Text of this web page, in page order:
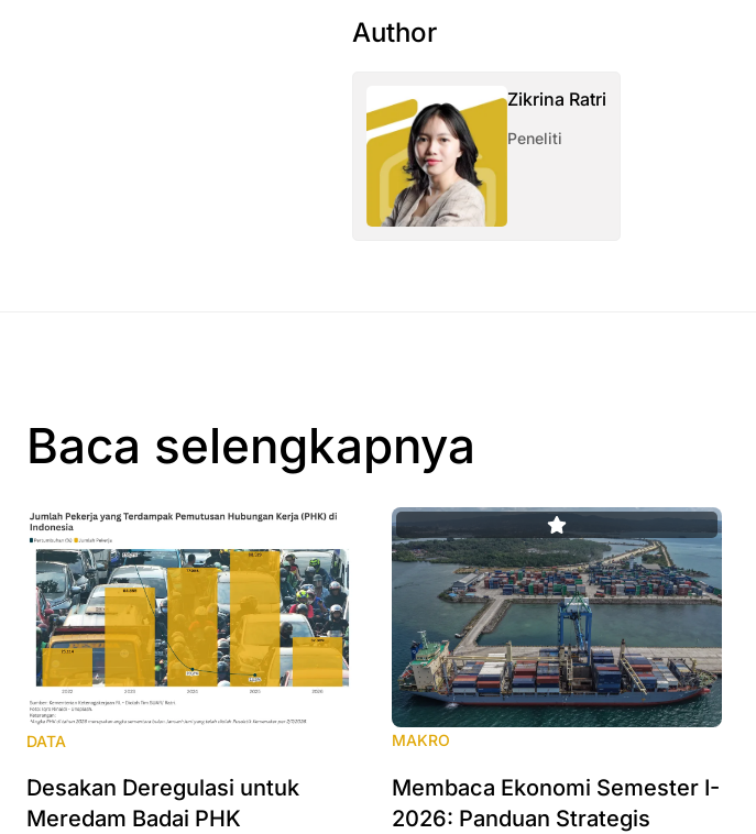
Author
Zikrina Ratri
Peneliti
Baca selengkapnya
DATA
Desakan Deregulasi untuk
Meredam Badai PHK
MAKRO
Membaca Ekonomi Semester I-
2026: Panduan Strategis